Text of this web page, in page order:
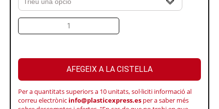
AFEGEIX A LA CISTELLA
Per a quantitats superiors a 10 unitats, sol·liciti informació al
correu electrònic info@plasticexpress.es per a saber més